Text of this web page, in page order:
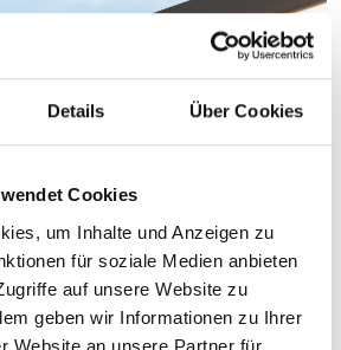
Details Über Cookies
Cookies
um Inhalte und Anzeigen zu
für soziale Medien anbieten
auf unsere Website zu
geben wir Informationen zu Ihrer
Website an unsere Partner für